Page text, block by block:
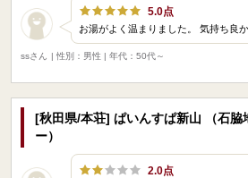
5.0点
お湯がよく温まりました。 気持ち良か
ssさん
| 性別：男性 | 年代：50代～
[秋田県/本荘] ぱいんすぱ新山 （石脇
ー）
2.0点